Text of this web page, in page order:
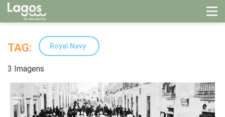
TAG: Royal Navy
3 Imagens